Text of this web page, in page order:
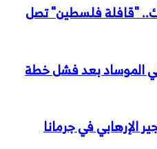
"قافلة فلسطين" تصل
الموساد بعد فشل خطة
الإرهابي في جرمانا